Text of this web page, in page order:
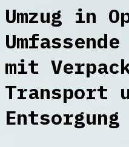
Umzug in
mit
Transport
Entsorgung